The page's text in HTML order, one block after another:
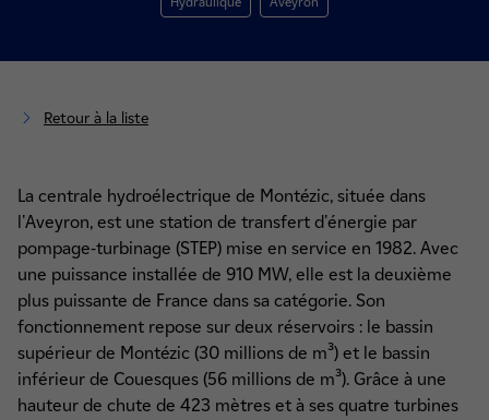
Retour à la liste
La centrale hydroélectrique de Montézic, située dans
l'Aveyron, est une station de transfert d'énergie par
pompage-turbinage (STEP) mise en service en 1982. Avec
une puissance installée de 910 MW, elle est la deuxième
plus puissante de France dans sa catégorie. Son
fonctionnement repose sur deux réservoirs : le bassin
supérieur de Montézic (30 millions de m³) et le bassin
inférieur de Couesques (56 millions de m³). Grâce à une
hauteur de chute de 423 mètres et à ses quatre turbines